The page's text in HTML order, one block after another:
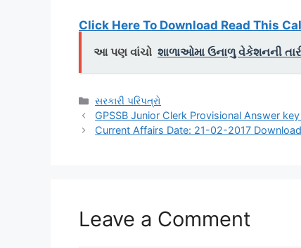
Click Here To Download Read This
આ પણ વાંચો શાળાઓમા ઉનાળુ વેકેશનની
Categories
સરકારી પરિપત્રો
GPSSB Junior Clerk Provisional Answer
Current Affairs Date: 21-02-2017
Leave a Comment